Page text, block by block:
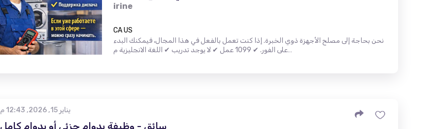
irine
CA US
نحن بحاجة إلى مصلح الأجهزة ذوي الخبرة. إذا كنت تعمل بالفعل في هذا المجال، فيمكنك البدء
على الفور. ✔ 1099 عمل ✔ لا يوجد تدريب ✔ اللغة الانجليزية م…
يناير 15, 2026, 12:43 م
سائق - وظيفة بدوام جزئي أو بدوام كامل